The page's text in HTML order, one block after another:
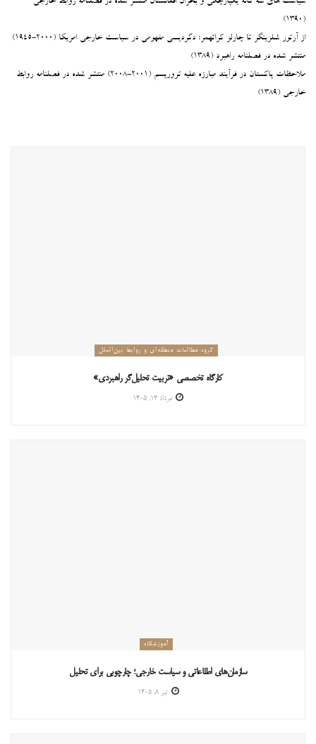
سیاست های سه گانه یکپارچگی و بحران افغانستان منتشر شده در فصلنامه روابط خارجی
(۱۳۹۰)
از آرتور شلزینگر تا چارلز کراتهمر: دگردیسی مفهومی در سیاست خارجی امریکا (۲۰۰۰-۱۹۴۵)
منتشر شده در فصلنامه راهبرد (۱۳۸۹)
ملاحظات پاکستان در فرآیند مبارزه علیه تروریسم (۲۰۰۱-۲۰۰۸) منتشر شده در فصلنامه روابط
خارجی (۱۳۸۹)
گروه مطالعات منطقه‌ای و روابط بین‌الملل
کارگاه تخصصی «تربیت تحلیل‌گر راهبردی»
مرداد ۱۴, ۱۴۰۵
آموزشگاه
سازمان‌های اطلاعاتی و سیاست خارجی؛ چارچوبی برای تحلیل
تیر ۸, ۱۴۰۵